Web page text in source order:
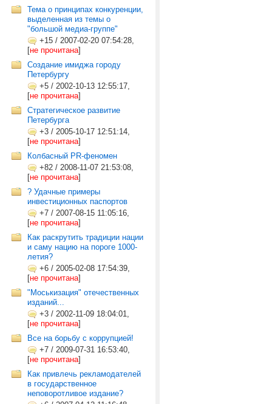
Тема о принципах конкуренции,
выделенная из темы о
"большой медиа-группе"
+15 / 2007-02-20 07:54:28,
[не прочитана]
Создание имиджа городу
Петербургу
+5 / 2002-10-13 12:55:17,
[не прочитана]
Стратегическое развитие
Петербурга
+3 / 2005-10-17 12:51:14,
[не прочитана]
Колбасный PR-феномен
+82 / 2008-11-07 21:53:08,
[не прочитана]
? Удачные примеры
инвестиционных паспортов
+7 / 2007-08-15 11:05:16,
[не прочитана]
Как раскрутить традиции нации
и саму нацию на пороге 1000-
летия?
+6 / 2005-02-08 17:54:39,
[не прочитана]
"Моськизация" отечественных
изданий...
+3 / 2002-11-09 18:04:01,
[не прочитана]
Все на борьбу с коррупцией!
+7 / 2009-07-31 16:53:40,
[не прочитана]
Как привлечь рекламодателей
в государственное
неповоротливое издание?